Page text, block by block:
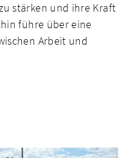
stärken und ihre Kraft
führe über eine
Arbeit und